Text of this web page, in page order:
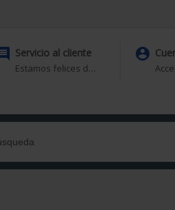
Servicio al cliente
Estamos felices de ayudarte
